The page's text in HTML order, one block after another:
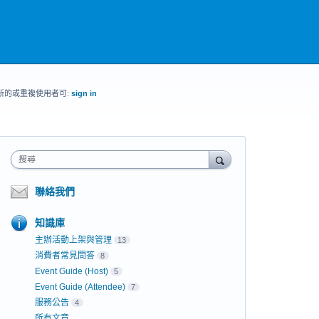
的或重複使用者可: sign in
搜尋
聯絡我們
知識庫
主辦活動上架與管理 13
消費者常見問答 8
Event Guide (Host) 5
Event Guide (Attendee) 7
服務公告 4